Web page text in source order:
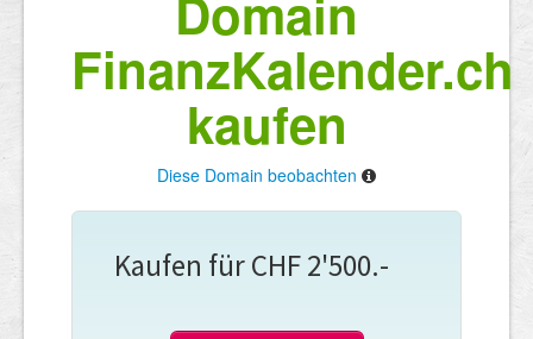
FinanzKalender.ch
kaufen
Diese Domain beobachten
Kaufen für CHF 2'500.-